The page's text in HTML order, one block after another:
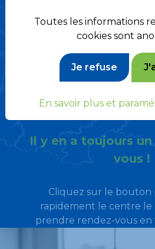
Avec 12 centres
Alpes-Côte
Paoute Pneus
votre
Il y en a toujours
vous !
Cliquez sur le
rapidement le centre
prendre rendez-vous en
Toutes les informations
cookies sont
Je refuse
En savoir plus et